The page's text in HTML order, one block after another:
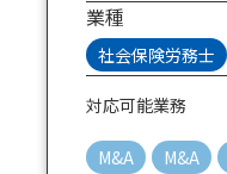
業種
社会保険労務士
対応可能業務
M&A M&A